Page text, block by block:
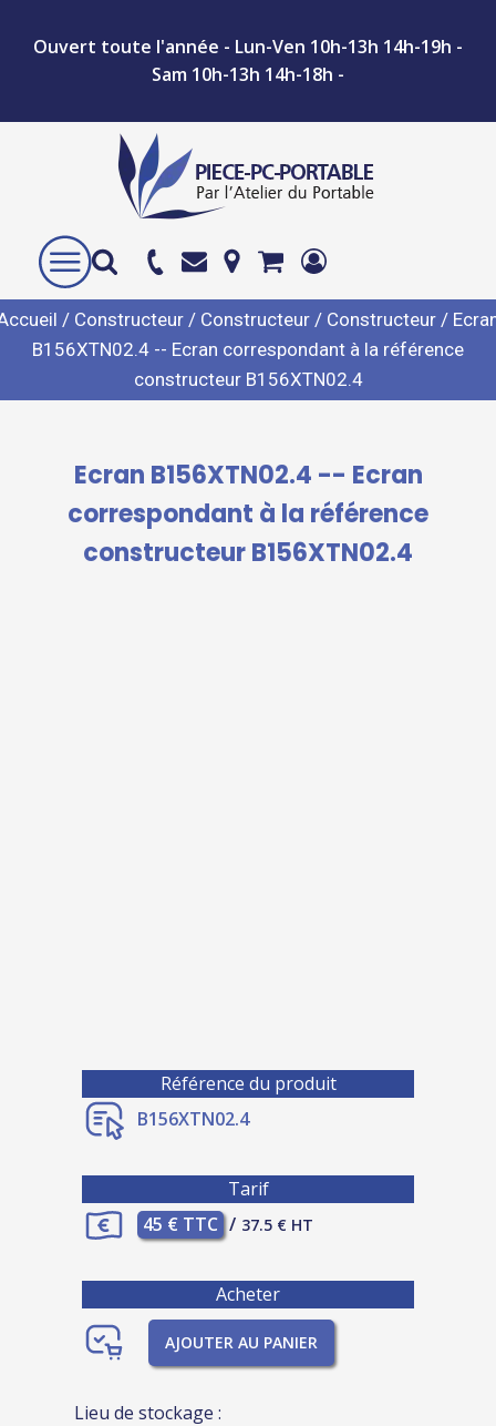
Ouvert toute l'année - Lun-Ven 10h-13h 14h-19h -
Sam 10h-13h 14h-18h -
/ Constructeur / Constructeur / Constructeur /
B156XTN02.4 -- Ecran correspondant à la référence
constructeur B156XTN02.4
Ecran B156XTN02.4 -- Ecran
correspondant à la référence
constructeur B156XTN02.4
Référence du produit
B156XTN02.4
Tarif
45 € TTC / 37.5 € HT
Acheter
AJOUTER AU PANIER
Lieu de stockage :